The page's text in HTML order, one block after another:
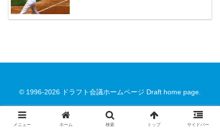
© 1996-2026 ドラフト会議ホームページ Draft home page.
メニュー ホーム 検索 トップ サイドバー